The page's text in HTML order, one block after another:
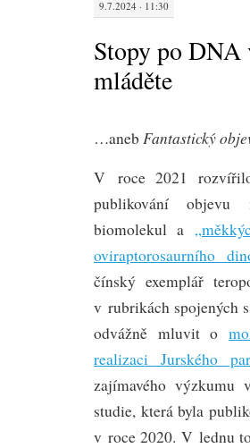
9.7.2024 · 11:30
Stopy po DNA
mláděte
…aneb Fantastický
V roce 2021
publikování objevu
biomolekul a
oviraptorosaurního
čínský exemplář
v rubrikách spojených
odvážně mluvit o
realizaci Jurského
zajímavého výzkumu
studie, která byla
v roce 2020. V lednu